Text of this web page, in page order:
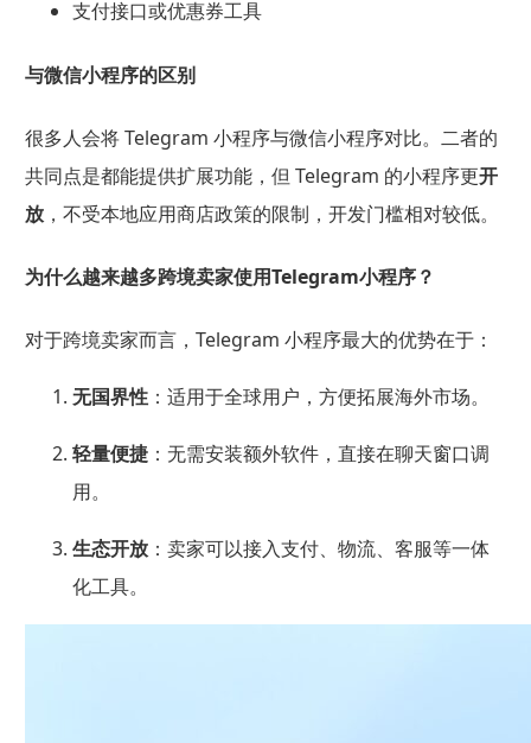
支付接口或优惠券工具
与微信小程序的区别
很多人会将 Telegram 小程序与微信小程序对比。二者的
共同点是都能提供扩展功能，但 Telegram 的小程序更开
放，不受本地应用商店政策的限制，开发门槛相对较低。
为什么越来越多跨境卖家使用Telegram小程序？
对于跨境卖家而言，Telegram 小程序最大的优势在于：
无国界性：适用于全球用户，方便拓展海外市场。
轻量便捷：无需安装额外软件，直接在聊天窗口调
用。
生态开放：卖家可以接入支付、物流、客服等一体
化工具。